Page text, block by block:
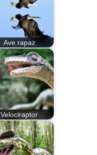
Ave rapaz
Velociraptor